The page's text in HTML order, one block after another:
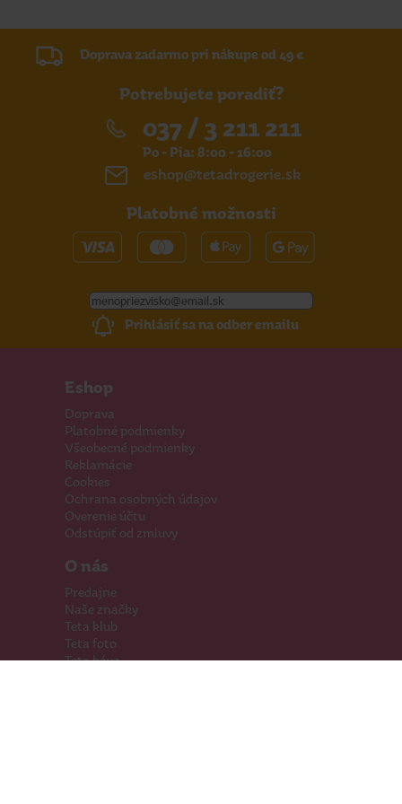
Doprava zadarmo pri nákupe od 49 €
Potrebujete poradiť?
037 / 3 211 211
Po - Pia: 8:00 - 16:00
eshop@tetadrogerie.sk
Platobné možnosti
Prihlásiť sa na odber emailu
Eshop
Doprava
Platobné podmienky
Všeobecné podmienky
Reklamácie
Cookies
Ochrana osobných údajov
Overenie účtu
Odstúpiť od zmluvy
O nás
Predajne
Naše značky
Teta klub
Teta foto
Teta káva